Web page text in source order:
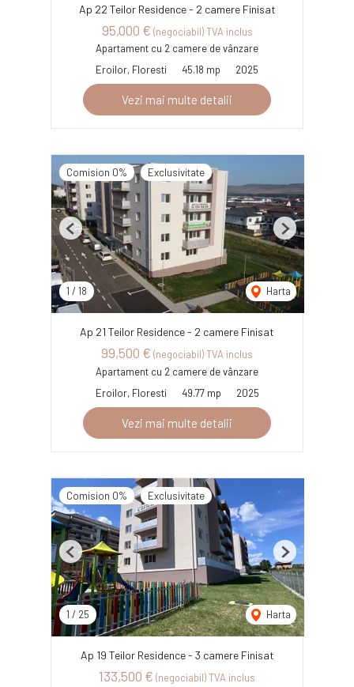
Ap 22 Teilor Residence - 2 camere Finisat
95,000 € (negociabil) TVA inclus
Apartament cu 2 camere de vânzare
Eroilor, Floresti
45.18 mp 2025
Vezi mai multe detalii
Comision 0% Exclusivitate
1 / 18 Harta
Previous Next
Ap 21 Teilor Residence - 2 camere Finisat
99,500 € (negociabil) TVA inclus
Apartament cu 2 camere de vânzare
Eroilor, Floresti
49.77 mp 2025
Vezi mai multe detalii
Comision 0% Exclusivitate
1 / 25 Harta
Previous Next
Ap 19 Teilor Residence - 3 camere Finisat
133,500 € (negociabil) TVA inclus